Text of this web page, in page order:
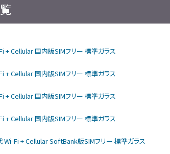
+ Cellular 国内版SIMフリー 標準ガラス
+ Cellular 国内版SIMフリー 標準ガラス
+ Cellular 国内版SIMフリー 標準ガラス
+ Cellular 国内版SIMフリー 標準ガラス
Wi-Fi + Cellular SoftBank版SIMフリー 標準ガラス